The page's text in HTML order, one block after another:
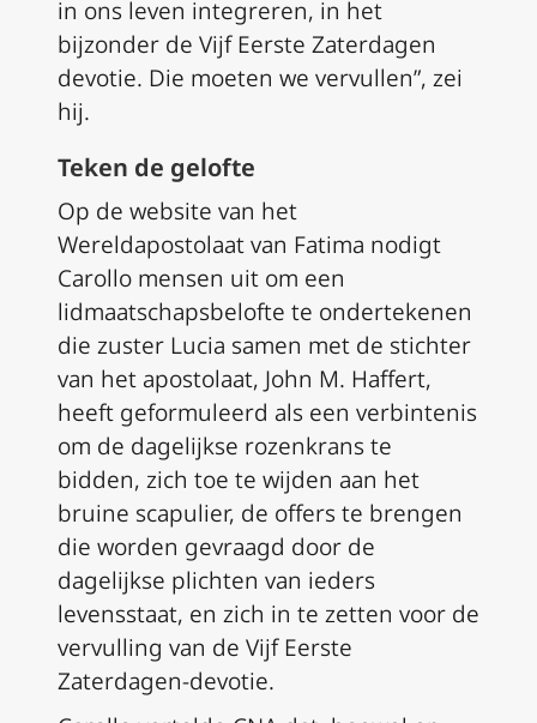
in ons leven integreren, in het
bijzonder de Vijf Eerste Zaterdagen
devotie. Die moeten we vervullen”, zei
hij.
Teken de gelofte
Op de website van het
Wereldapostolaat van Fatima nodigt
Carollo mensen uit om een
lidmaatschapsbelofte te ondertekenen
die zuster Lucia samen met de stichter
van het apostolaat, John M. Haffert,
heeft geformuleerd als een verbintenis
om de dagelijkse rozenkrans te
bidden, zich toe te wijden aan het
bruine scapulier, de offers te brengen
die worden gevraagd door de
dagelijkse plichten van ieders
levensstaat, en zich in te zetten voor de
vervulling van de Vijf Eerste
Zaterdagen-devotie.